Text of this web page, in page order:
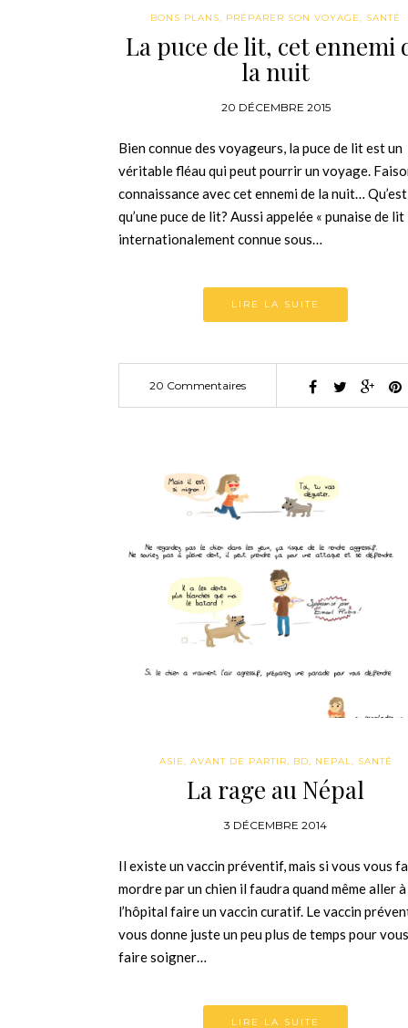
BONS PLANS, PRÉPARER SON VOYAGE, SANTÉ
La puce de lit, cet ennemi
la nuit
20 DÉCEMBRE 2015
Bien connue des voyageurs, la puce de lit est un
véritable fléau qui peut pourrir un voyage.
connaissance avec cet ennemi de la nuit…
qu’une puce de lit? Aussi appelée « punaise de lit
internationalement connue sous…
LIRE LA SUITE
20 Commentaires
ASIE, AVANT DE PARTIR, BD, NEPAL, SANTÉ
La rage au Népal
3 DÉCEMBRE 2014
Il existe un vaccin préventif, mais si vous vous
mordre par un chien il faudra quand même aller à
l’hôpital faire un vaccin curatif. Le vaccin
vous donne juste un peu plus de temps pour vous
faire soigner…
LIRE LA SUITE